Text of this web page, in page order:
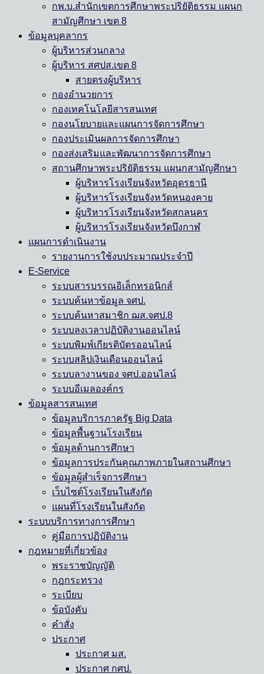
กพ.บ.สำนักเขตการศึกษาพระปริยัติธรรม แผนก
สามัญศึกษา เขต 8
ข้อมูลบุคลากร
ผู้บริหารส่วนกลาง
ผู้บริหาร สศปส.เขต 8
สายตรงผู้บริหาร
กองอำนวยการ
กองเทคโนโลยีสารสนเทศ
กองนโยบายและแผนการจัดการศึกษา
กองประเมินผลการจัดการศึกษา
กองส่งเสริมและพัฒนาการจัดการศึกษา
สถานศึกษาพระปริยัติธรรม แผนกสามัญศึกษา
ผู้บริหารโรงเรียนจังหวัดอุดรธานี
ผู้บริหารโรงเรียนจังหวัดหนองคาย
ผู้บริหารโรงเรียนจังหวัดสกลนคร
ผู้บริหารโรงเรียนจังหวัดบึงกาฬ
แผนการดำเนินงาน
รายงานการใช้งบประมาณประจำปี
E-Service
ระบบสารบรรณอิเล็กทรอนิกส์
ระบบค้นหาข้อมูล จศป.
ระบบค้นหาสมาชิก ฌส.จศป.8
ระบบลงเวลาปฏิบัติงานออนไลน์
ระบบพิมพ์เกียรติบัตรออนไลน์
ระบบสลิปเงินเดือนออนไลน์
ระบบลางานของ จศป.ออนไลน์
ระบบอีเมลองค์กร
ข้อมูลสารสนเทศ
ข้อมูลบริการภาครัฐ Big Data
ข้อมูลพื้นฐานโรงเรียน
ข้อมูลด้านการศึกษา
ข้อมูลการประกันคุณภาพภายในสถานศึกษา
ข้อมูลผู้สำเร็จการศึกษา
เว็บไซต์โรงเรียนในสังกัด
แผนที่โรงเรียนในสังกัด
ระบบบริการทางการศึกษา
คู่มือการปฏิบัติงาน
กฎหมายที่เกี่ยวข้อง
พระราชบัญญัติ
กฎกระทรวง
ระเบียบ
ข้อบังคับ
คำสั่ง
ประกาศ
ประกาศ มส.
ประกาศ กศป.